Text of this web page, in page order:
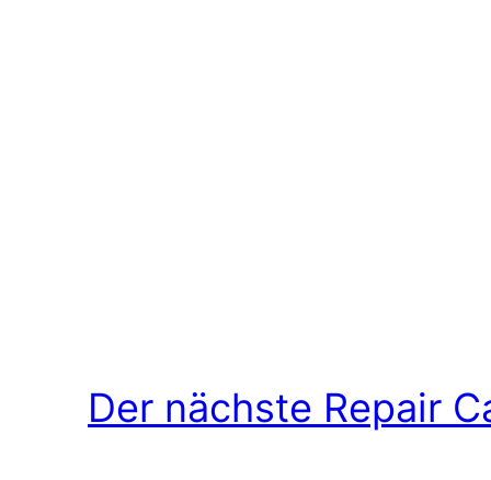
Der nächste Repair